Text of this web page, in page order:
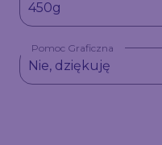
450g
Pomoc Graficzna
Nie, dziękuję